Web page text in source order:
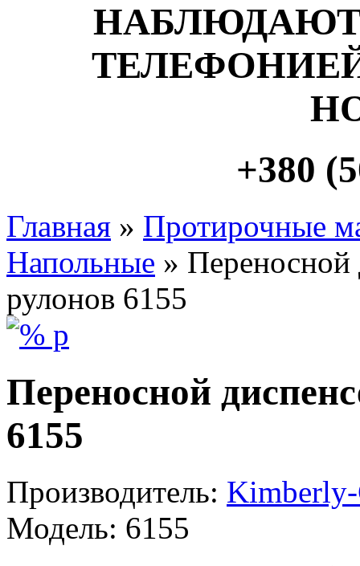
+380
Главная » Протирочные
Напольные » Переносной
рулонов 6155
Переносной
6155
Производитель:
Модель: 6155